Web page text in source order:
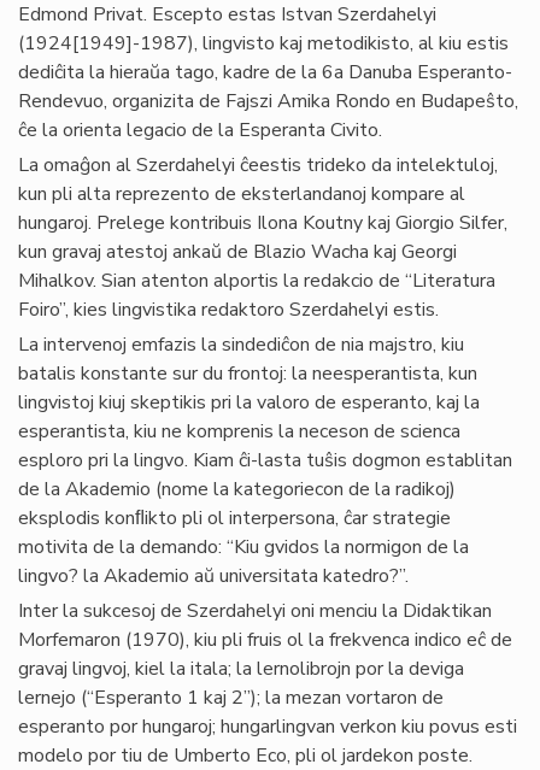
Edmond Privat. Escepto estas Istvan Szerdahelyi
(1924[1949]-1987), lingvisto kaj metodikisto, al kiu estis
dediĉita la hieraŭa tago, kadre de la 6a Danuba Esperanto-
Rendevuo, organizita de Fajszi Amika Rondo en Budapeŝto,
ĉe la orienta legacio de la Esperanta Civito.
La omaĝon al Szerdahelyi ĉeestis trideko da intelektuloj,
kun pli alta reprezento de eksterlandanoj kompare al
hungaroj. Prelege kontribuis Ilona Koutny kaj Giorgio Silfer,
kun gravaj atestoj ankaŭ de Blazio Wacha kaj Georgi
Mihalkov. Sian atenton alportis la redakcio de “Literatura
Foiro”, kies lingvistika redaktoro Szerdahelyi estis.
La intervenoj emfazis la sindediĉon de nia majstro, kiu
batalis konstante sur du frontoj: la neesperantista, kun
lingvistoj kiuj skeptikis pri la valoro de esperanto, kaj la
esperantista, kiu ne komprenis la neceson de scienca
esploro pri la lingvo. Kiam ĉi-lasta tuŝis dogmon establitan
de la Akademio (nome la kategoriecon de la radikoj)
eksplodis konﬂikto pli ol interpersona, ĉar strategie
motivita de la demando: “Kiu gvidos la normigon de la
lingvo? la Akademio aŭ universitata katedro?”.
Inter la sukcesoj de Szerdahelyi oni menciu la Didaktikan
Morfemaron (1970), kiu pli fruis ol la frekvenca indico eĉ de
gravaj lingvoj, kiel la itala; la lernolibrojn por la deviga
lernejo (“Esperanto 1 kaj 2”); la mezan vortaron de
esperanto por hungaroj; hungarlingvan verkon kiu povus esti
modelo por tiu de Umberto Eco, pli ol jardekon poste.